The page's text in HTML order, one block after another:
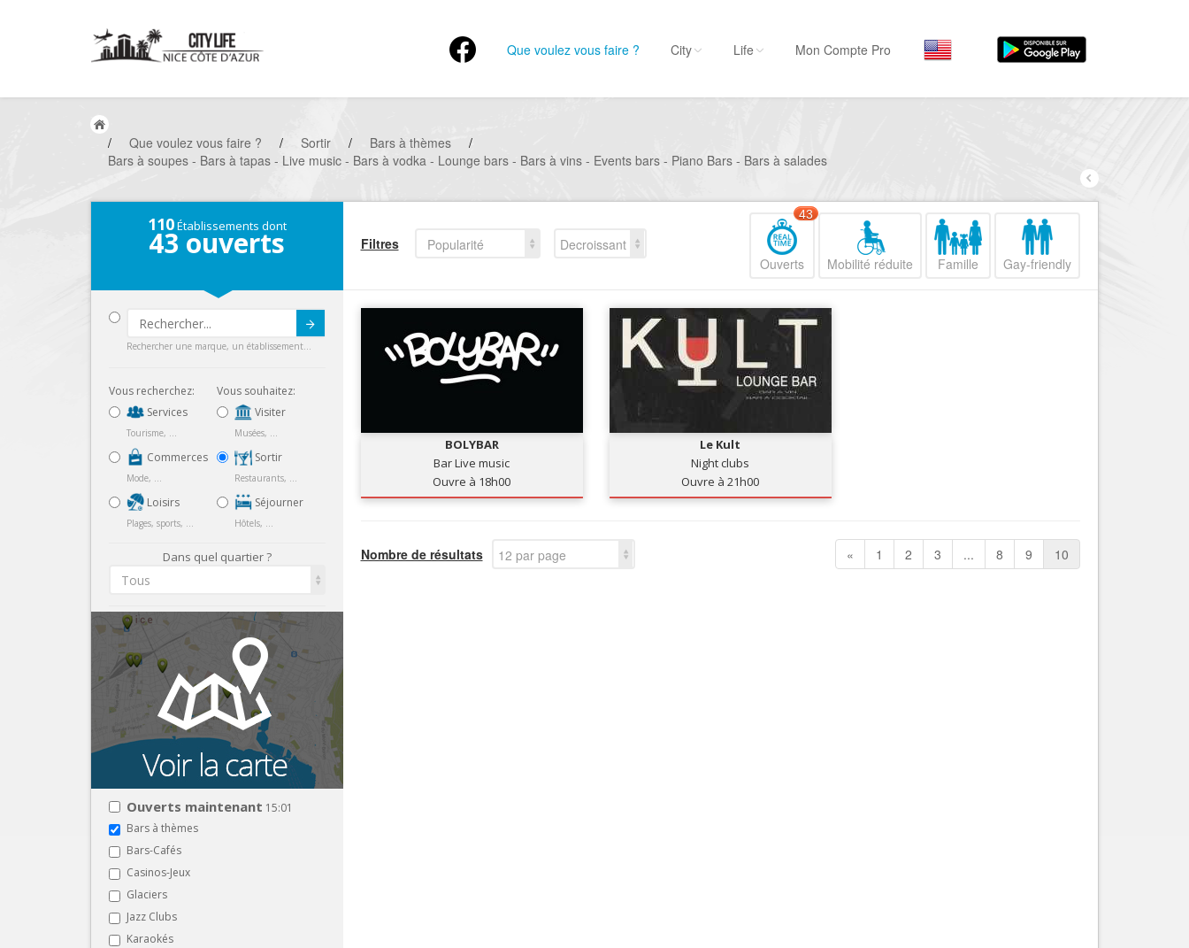
Que voulez vous faire ?
Musées, ...
Sortir
Nice Promenade du
Nice le Port
Nice le Vieux Nice
City Life Mon Compte Pro
/ Que voulez vous faire ? / Sortir / Bars à thèmes
/
Bars à soupes - Bars à tapas - Live music - Bars à vodka - Lounge bars - Bars à vins - Events bars - Piano Bars - Bars à salades
110Établissements dont
43 ouverts
Rechercher une marque, un établissement...
Vous recherchez:
Services
Tourisme, ...
Commerces
Mode, ...
Loisirs
Plages, sports, ...
Vous souhaitez:
Visiter
Musées, ...
Sortir
Restaurants, ...
Séjourner
Hôtels, ...
Dans quel quartier ?
Tous
Ouverts maintenant 15:01
Bars à thèmes
Bars-Cafés
Casinos-Jeux
Glaciers
Jazz Clubs
Karaokés
Filtres Popularité
Decroissant
Ouverts
43
Mobilité réduite Famille Gay-friendly
BOLYBAR
Bar Live music
Ouvre à 18h00
Le Kult
Night clubs
Ouvre à 21h00
Nombre de résultats 12 par page « 1 2 3 ... 8 9 10